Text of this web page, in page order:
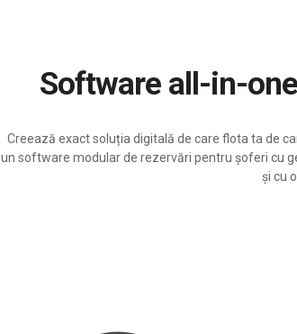
Software all-in-
Creează exact soluția digitală de care flota ta de
un software modular de rezervări pentru șoferi cu
și cu